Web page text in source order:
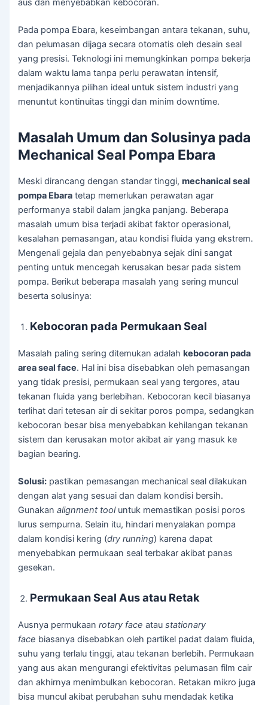
aus dan menyebabkan kebocoran.
Pada pompa Ebara, keseimbangan antara tekanan, suhu,
dan pelumasan dijaga secara otomatis oleh desain seal
yang presisi. Teknologi ini memungkinkan pompa bekerja
dalam waktu lama tanpa perlu perawatan intensif,
menjadikannya pilihan ideal untuk sistem industri yang
menuntut kontinuitas tinggi dan minim downtime.
Masalah Umum dan Solusinya pada
Mechanical Seal Pompa Ebara
Meski dirancang dengan standar tinggi,mechanical seal
pompa Ebara tetap memerlukan perawatan agar
performanya stabil dalam jangka panjang. Beberapa
masalah umum bisa terjadi akibat faktor operasional,
kesalahan pemasangan, atau kondisi fluida yang ekstrem.
Mengenali gejala dan penyebabnya sejak dini sangat
penting untuk mencegah kerusakan besar pada sistem
pompa. Berikut beberapa masalah yang sering muncul
beserta solusinya:
Kebocoran pada Permukaan Seal
Masalah paling sering ditemukan adalahkebocoran pada
area seal face. Hal ini bisa disebabkan oleh pemasangan
yang tidak presisi, permukaan seal yang tergores, atau
tekanan fluida yang berlebihan. Kebocoran kecil biasanya
terlihat dari tetesan air di sekitar poros pompa, sedangkan
kebocoran besar bisa menyebabkan kehilangan tekanan
sistem dan kerusakan motor akibat air yang masuk ke
bagian bearing.
Solusi: pastikan pemasangan mechanical seal dilakukan
dengan alat yang sesuai dan dalam kondisi bersih.
Gunakanalignment tooluntuk memastikan posisi poros
lurus sempurna. Selain itu, hindari menyalakan pompa
dalam kondisi kering (dry running) karena dapat
menyebabkan permukaan seal terbakar akibat panas
gesekan.
Permukaan Seal Aus atau Retak
Ausnya permukaanrotary face ataustationary
face biasanya disebabkan oleh partikel padat dalam fluida,
suhu yang terlalu tinggi, atau tekanan berlebih. Permukaan
yang aus akan mengurangi efektivitas pelumasan film cair
dan akhirnya menimbulkan kebocoran. Retakan mikro juga
bisa muncul akibat perubahan suhu mendadak ketika